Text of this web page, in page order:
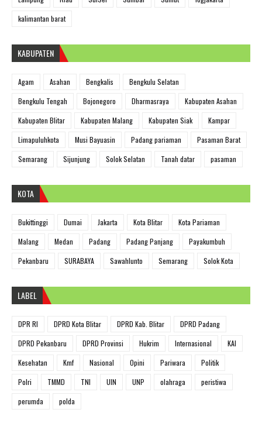
kalimantan barat
KABUPATEN
Agam Asahan Bengkalis
Bengkulu Selatan
Bengkulu Tengah
Bojonegoro Dharmasraya
Kabupaten Asahan
Kabupaten Blitar
Kabupaten Malang Kabupaten Siak
Kampar
Limapuluhkota
Musi Bayuasin Padang pariaman
Pasaman Barat
Semarang
Sijunjung Solok Selatan Tanah datar pasaman
KOTA
Bukittinggi Dumai Jakarta Kota Blitar
Kota Pariaman
Malang
Medan Padang Padang Panjang
Payakumbuh
Pekanbaru
SURABAYA Sawahlunto Semarang Solok Kota
LABEL
DPR RI DPRD Kota Blitar DPRD Kab. Blitar
DPRD Padang
DPRD Pekanbaru
DPRD Provinsi Hukrim Internasional
KAI
Kesehatan
Kmf Nasional Opini Pariwara
Politik
Polri
TMMD TNI UIN UNP olahraga
peristiwa
perumda
polda